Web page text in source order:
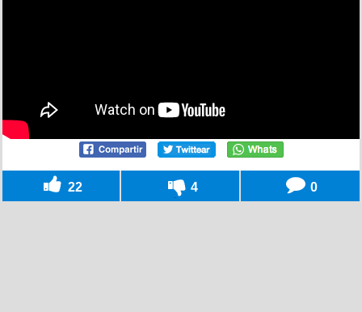
22 4 0